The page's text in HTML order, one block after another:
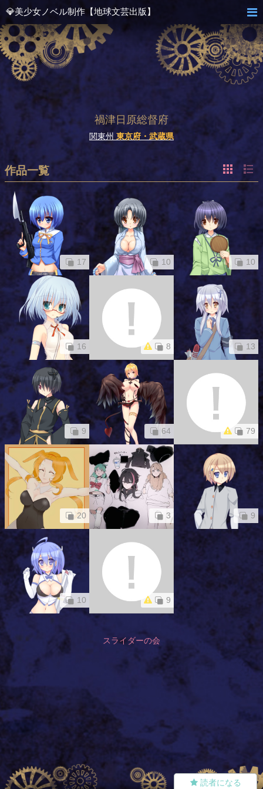
💎美少女ノベル制作【地球文芸出版】
禍津日原総督府
関東州 東京府・武蔵県
作品一覧
17 10 10
16 8 13
9 64 79
20 3 9
10 9
スライダーの会
読者になる